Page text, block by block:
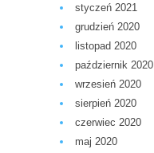
styczeń 2021
grudzień 2020
listopad 2020
październik 2020
wrzesień 2020
sierpień 2020
czerwiec 2020
maj 2020